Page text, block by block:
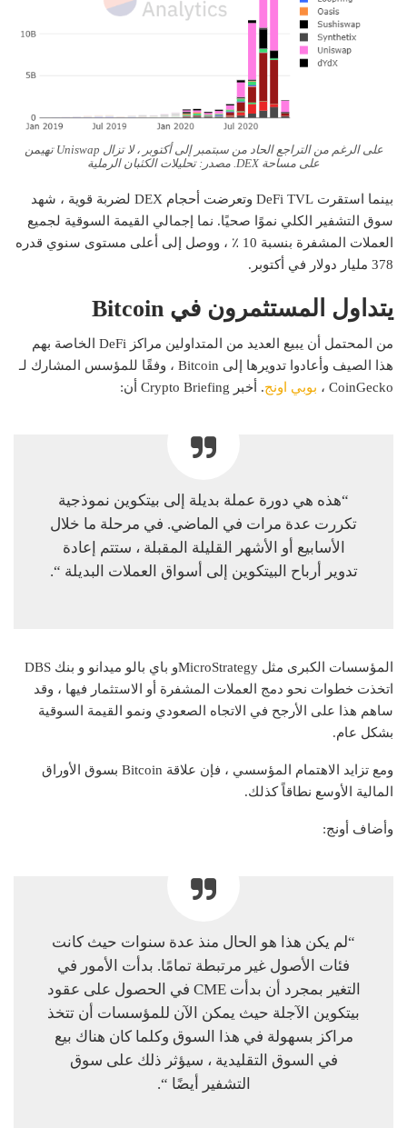
على الرغم من التراجع الحاد من سبتمبر إلى أكتوبر ، لا تزال Uniswap تهيمن
على مساحة DEX. مصدر:
تحليلات الكثبان الرملية
بينما استقرت DeFi TVL وتعرضت أحجام DEX لضربة قوية ، شهد
سوق التشفير الكلي نموًا صحيًا. نما إجمالي القيمة السوقية لجميع
العملات المشفرة بنسبة 10 ٪ ، ووصل إلى أعلى مستوى سنوي قدره
378 مليار دولار في أكتوبر.
يتداول المستثمرون في Bitcoin
من المحتمل أن يبيع العديد من المتداولين مراكز DeFi الخاصة بهم
هذا الصيف وأعادوا تدويرها إلى Bitcoin ، وفقًا للمؤسس المشارك لـ
CoinGecko ،
بوبي اونج. أخبر Crypto Briefing أن:
“هذه هي دورة عملة بديلة إلى بيتكوين نموذجية
تكررت عدة مرات في الماضي. في مرحلة ما خلال
الأسابيع أو الأشهر القليلة المقبلة ، ستتم إعادة
تدوير أرباح البيتكوين إلى أسواق العملات البديلة “.
المؤسسات الكبرى مثل MicroStrategyو باي بالو ميدانو و بنك DBS
اتخذت خطوات نحو دمج العملات المشفرة أو الاستثمار فيها ، وقد
ساهم هذا على الأرجح في الاتجاه الصعودي ونمو القيمة السوقية
بشكل عام.
ومع تزايد الاهتمام المؤسسي ، فإن علاقة Bitcoin بسوق الأوراق
المالية الأوسع نطاقاً كذلك.
وأضاف أونج:
“لم يكن هذا هو الحال منذ عدة سنوات حيث كانت
فئات الأصول غير مرتبطة تمامًا. بدأت الأمور في
التغير بمجرد أن بدأت CME في الحصول على عقود
بيتكوين الآجلة حيث يمكن الآن للمؤسسات أن تتخذ
مراكز بسهولة في هذا السوق وكلما كان هناك بيع
في السوق التقليدية ، سيؤثر ذلك على سوق
التشفير أيضًا “.